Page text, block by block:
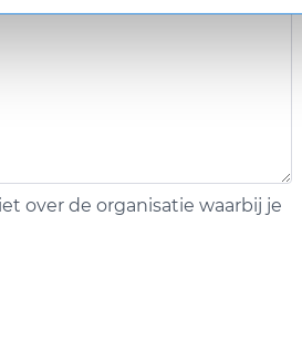
over de organisatie waarbij je